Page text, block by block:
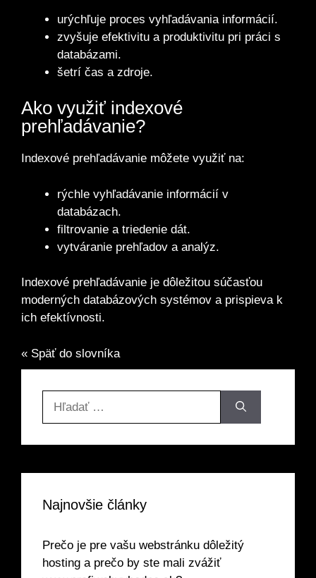
urýchľuje proces vyhľadávania informácií.
zvyšuje efektivitu a produktivitu pri práci s
databázami.
šetrí čas a zdroje.
Ako využiť indexové
prehľadávanie?
Indexové prehľadávanie môžete využiť na:
rýchle vyhľadávanie informácií v
databázach.
filtrovanie a triedenie dát.
vytváranie prehľadov a analýz.
Indexové prehľadávanie je dôležitou súčasťou
moderných databázových systémov a prispieva k
ich efektívnosti.
« Späť do slovníka
Najnovšie články
Prečo je pre vašu webstránku dôležitý
hosting a prečo by ste mali zvážiť